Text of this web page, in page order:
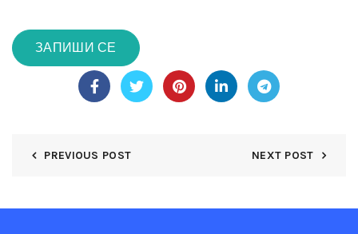
ЗАПИШИ СЕ
PREVIOUS POST NEXT POST